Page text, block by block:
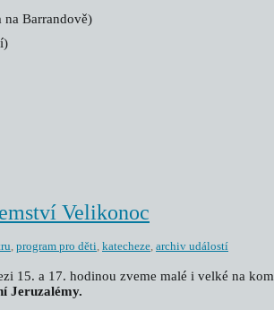
na Barrandově)
Velikonoc
, program pro děti, katecheze, archiv událostí
15. a 17. hodinou zveme malé i velké na
Jeruzalémy.